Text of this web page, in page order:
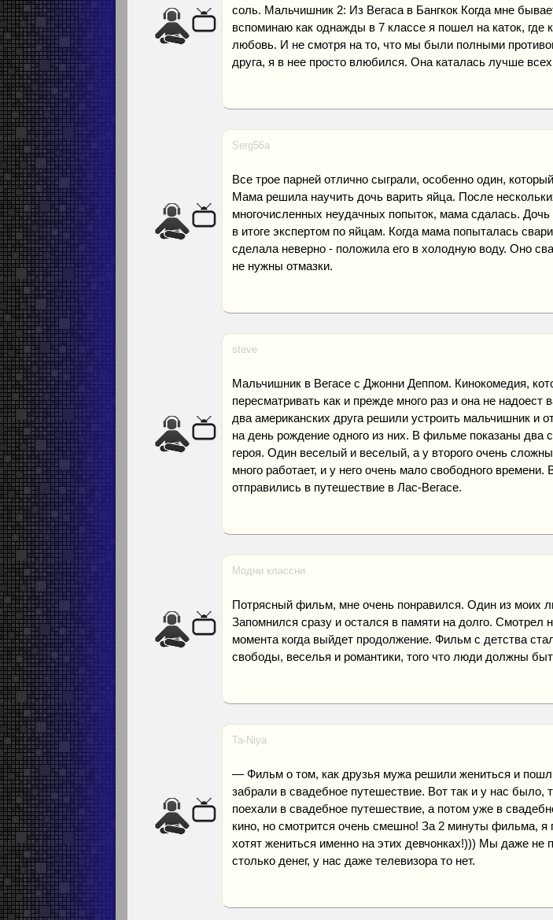
соль. Мальчишник 2: Из Вегаса в Бангкок Когда мне
вспоминаю как однажды в 7 классе я пошел на каток, где
любовь. И не смотря на то, что мы были полными
друга, я в нее просто влюбился. Она каталась лучше
Serg56a
Все трое парней отлично сыграли, особенно один,
Мама решила научить дочь варить яйца. После
многочисленных неудачных попыток, мама сдалась. Дочь
в итоге экспертом по яйцам. Когда мама попыталась
сделала неверно - положила его в холодную воду. Оно
не нужны отмазки.
steve
Мальчишник в Вегасе с Джонни Деппом. Кинокомедия,
пересматривать как и прежде много раз и она не надоест
два американских друга решили устроить мальчишник и
на день рождение одного из них. В фильме показаны два
героя. Один веселый и веселый, а у второго очень
много работает, и у него очень мало свободного времени.
отправились в путешествие в Лас-Вегасе.
Модни классни
Потрясный фильм, мне очень понравился. Один из моих
Запомнился сразу и остался в памяти на долго. Смотрел
момента когда выйдет продолжение. Фильм с детства
свободы, веселья и романтики, того что люди должны
Ta-Niya
— Фильм о том, как друзья мужа решили жениться и
забрали в свадебное путешествие. Вот так и у нас было,
поехали в свадебное путешествие, а потом уже в
кино, но смотрится очень смешно! За 2 минуты фильма, я
хотят жениться именно на этих девчонках!))) Мы даже не
столько денег, у нас даже телевизора то нет.